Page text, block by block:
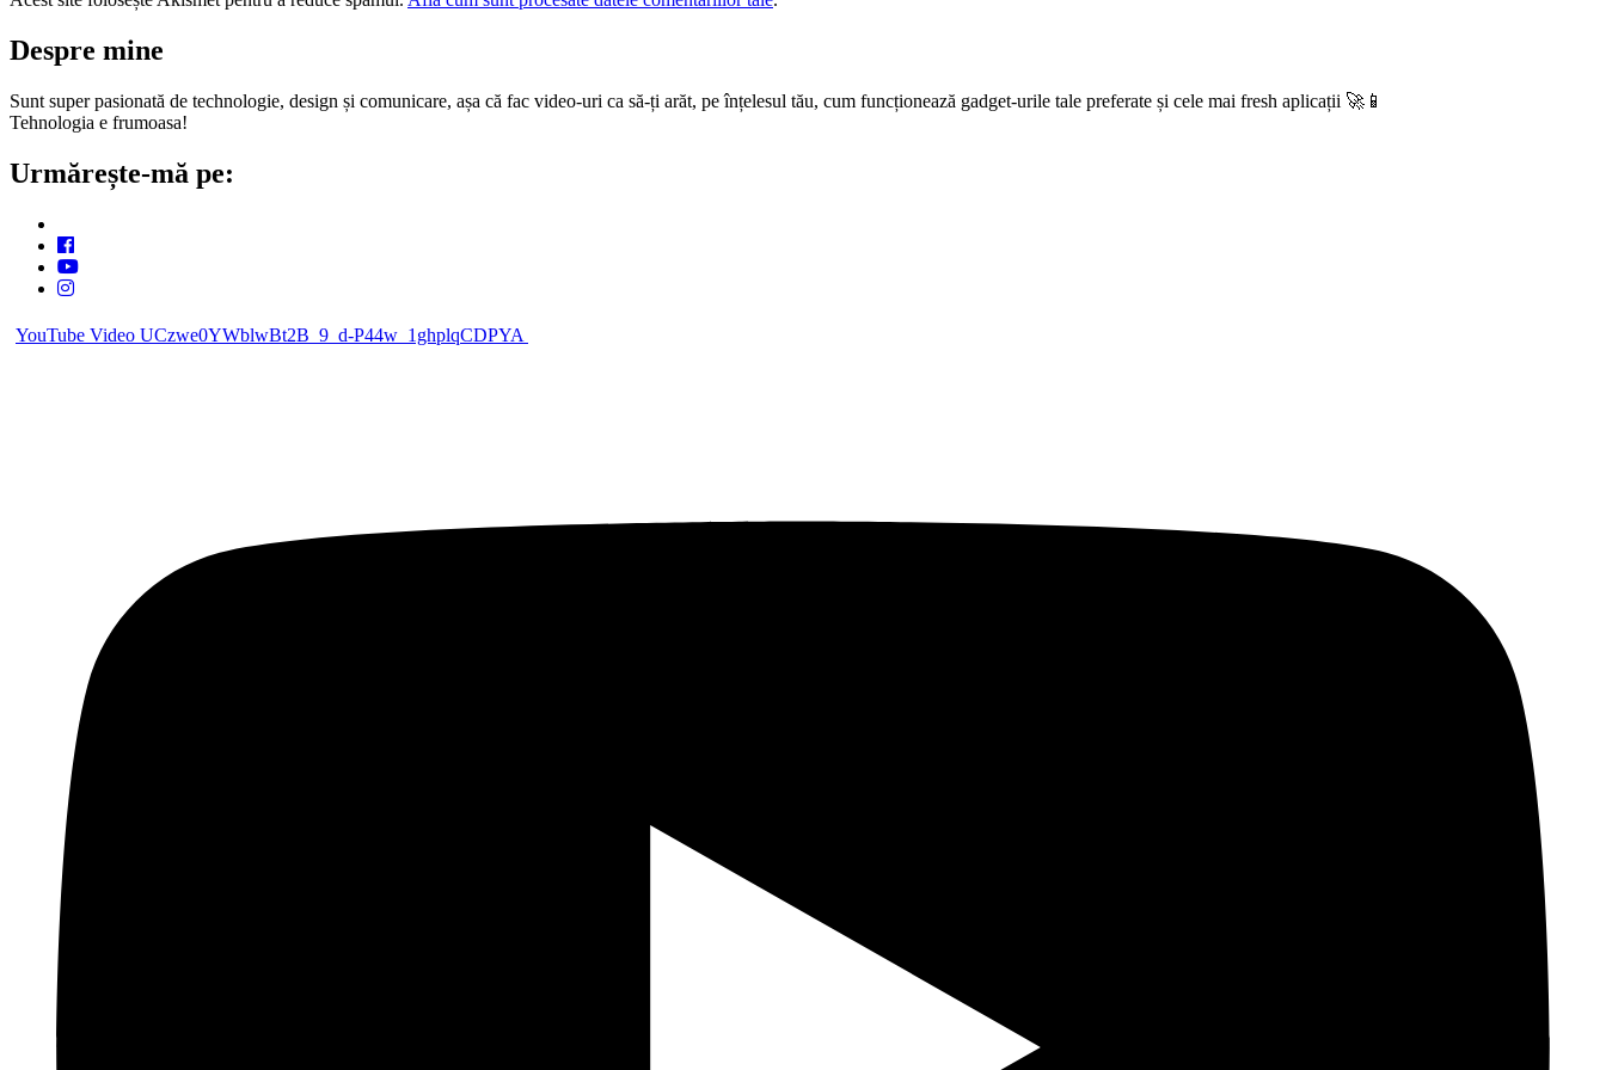
Despre mine
Sunt super pasionată de technologie, design și comunicare, așa că fac video-uri ca să-ți arăt, pe înțelesul tău, cum funcționează gadget-urile tale preferate și cele mai fresh aplicații 🚀📱
Tehnologia e frumoasa!
Urmărește-mă pe:
YouTube Video UCzwe0YWblwBt2B_9_d-P44w_1ghplqCDPYA